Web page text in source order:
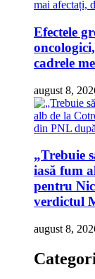
Efectele
cadrele
august 8,
„Trebuie
iasă fum
pentru
verdictul
august 8,